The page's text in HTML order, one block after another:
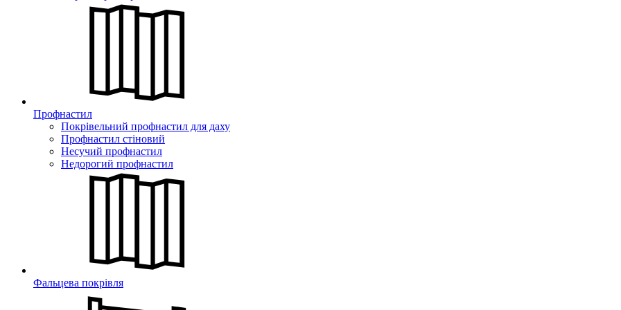
Профнастил
Покрівельний профнастил для даху
Профнастил стіновий
Несучий профнастил
Недорогий профнастил
Фальцева покрівля